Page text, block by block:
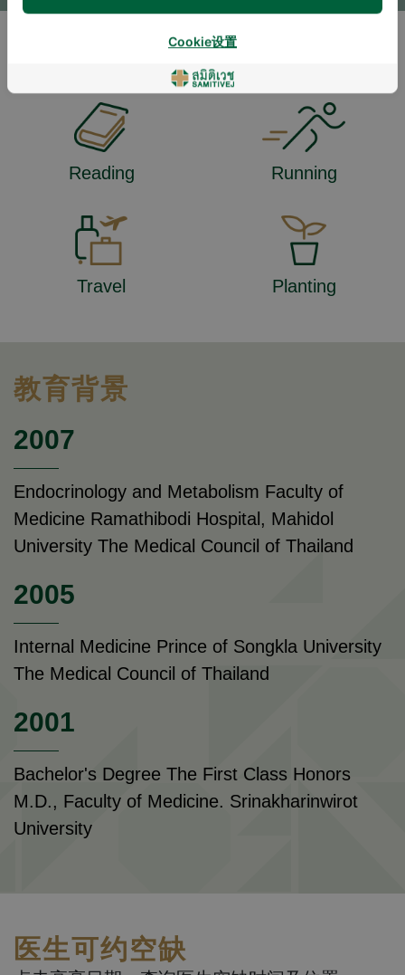
生活方式及兴趣
Reading Running
Travel Planting
教育背景
2007
Endocrinology and Metabolism Faculty of
Medicine Ramathibodi Hospital, Mahidol
University The Medical Council of Thailand
2005
Internal Medicine Prince of Songkla University
The Medical Council of Thailand
2001
Bachelor's Degree The First Class Honors
M.D., Faculty of Medicine. Srinakharinwirot
University
医生可约空缺
Cookie设置